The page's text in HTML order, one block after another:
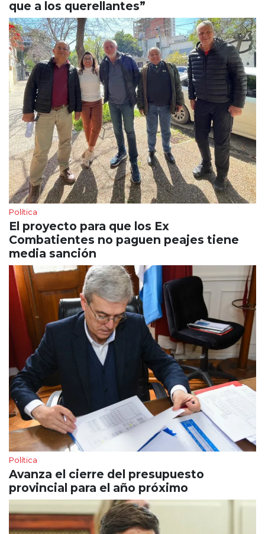
que a los querellantes”
Política
El proyecto para que los Ex
Combatientes no paguen peajes tiene
media sanción
Política
Avanza el cierre del presupuesto
provincial para el año próximo